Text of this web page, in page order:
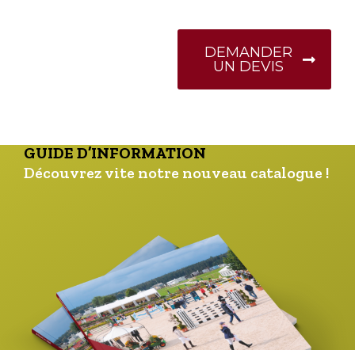
DEMANDER
UN DEVIS
GUIDE D’INFORMATION
Découvrez vite notre nouveau catalogue !